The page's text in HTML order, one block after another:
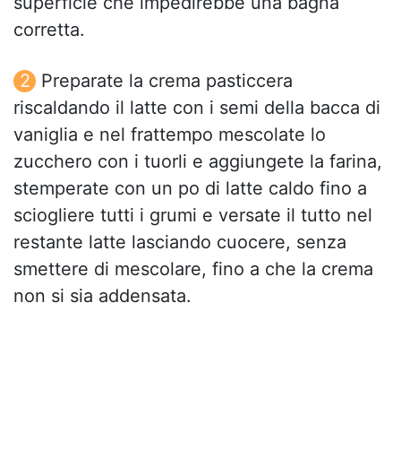
corretta.
Preparate la crema pasticcera
riscaldando il latte con i semi della bacca di
vaniglia e nel frattempo mescolate lo
zucchero con i tuorli e aggiungete la farina,
stemperate con un po di latte caldo fino a
sciogliere tutti i grumi e versate il tutto nel
restante latte lasciando cuocere, senza
smettere di mescolare, fino a che la crema
non si sia addensata.